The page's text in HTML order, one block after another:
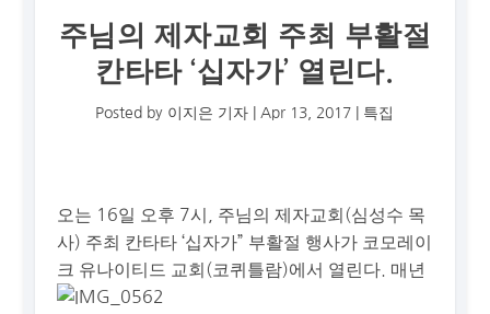
주님의 제자교회 주최 부활절
칸타타 ‘십자가’ 열린다.
Posted by 이지은 기자 Apr 13, 2017 특집
오는 16일 오후 7시, 주님의 제자교회(심성수 목
사) 주최 칸타타 ‘십자가” 부활절 행사가 코모레이
크 유나이티드 교회(코퀴틀람)에서 열린다. 매년